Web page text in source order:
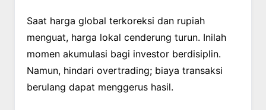
Saat harga global terkoreksi dan rupiah
menguat, harga lokal cenderung turun. Inilah
momen akumulasi bagi investor berdisiplin.
Namun, hindari overtrading; biaya transaksi
berulang dapat menggerus hasil.